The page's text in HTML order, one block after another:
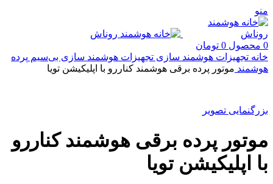
منو
0 محصول 0 تومان
خانه تجهیزات هوشمند سازی تجهیزات هوشمند سازی بی‌سیم پرده
هوشمند موتور پرده برقی هوشمند کناررو با اپلیکیشن تویا
بزرگنمایی تصویر
موتور پرده برقی هوشمند کناررو
با اپلیکیشن تویا